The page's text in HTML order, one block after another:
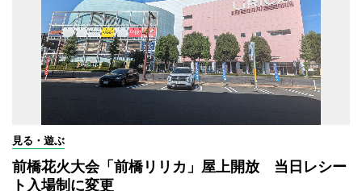
見る・遊ぶ
前橋花火大会「前橋リリカ」屋上開放 当日レシー
ト入場制に変更